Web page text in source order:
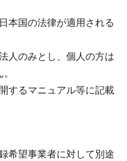
本国の法律が適用される
人のみとし、個人の方は
するマニュアル等に記載
希望事業者に対して別途